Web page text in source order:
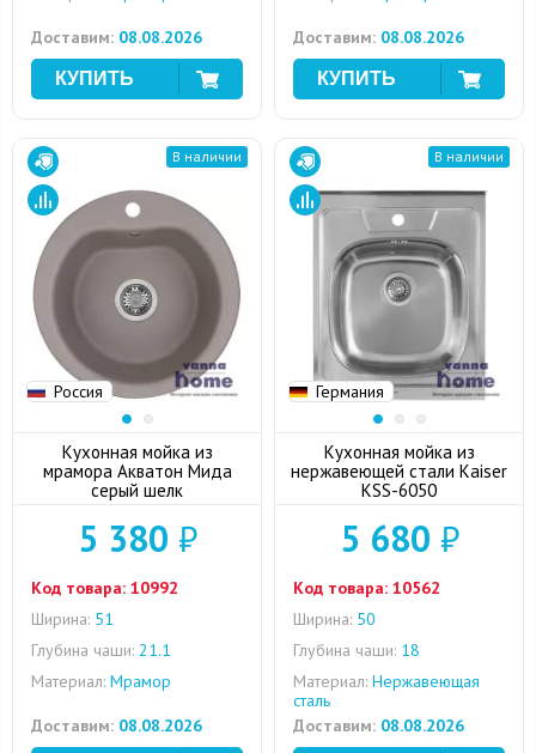
Доставим: 08.08.2026 Доставим: 08.08.2026
Россия
В наличии
Кухонная мойка из
мрамора Акватон Мида
серый шелк
5 380 ₽
Код товара: 10992
Ширина: 51
Глубина чаши: 21.1
Материал: Мрамор
Доставим: 08.08.2026
Германия
В наличии
Кухонная мойка из
нержавеющей стали Kaiser
KSS-6050
5 680 ₽
Код товара: 10562
Ширина: 50
Глубина чаши: 18
Материал: Нержавеющая
сталь
Доставим: 08.08.2026